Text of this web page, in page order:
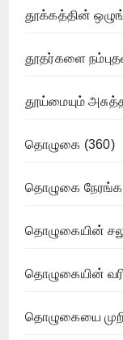
தூக்கத்தின்
தூதர்களை
தூய்மையும்
தொழுகை (360)
தொழுகை
தொழுகையின்
தொழுகையின்
தொழுகையை